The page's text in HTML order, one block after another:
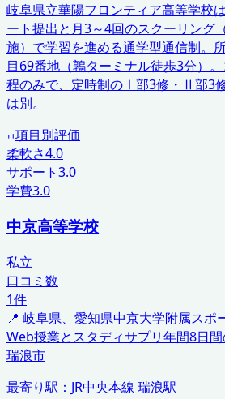
岐阜県立華陽フロンティア高等学校
ート提出と月3～4回のスクーリング
施）で学習を進める通学型通信制。
目69番地（鶉ターミナル徒歩3分）
程のみで、定時制のⅠ部3修・Ⅱ部3
は別。
項目別評価
柔軟さ4.0
サポート3.0
学費3.0
中京高等学校
私立
口コミ数
1件
📍 岐阜県、愛知県中京大学附属スポ
Web授業とスタディサプリ年間8日
瑞浪市
最寄り駅： JR中央本線 瑞浪駅